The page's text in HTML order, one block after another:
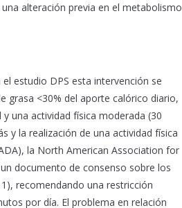
alteración previa en el metabolismo
estudio DPS esta intervención se
grasa <30% del aporte calórico diario,
una actividad física moderada (30
y la realización de una actividad física
la North American Association for
documento de consenso sobre los
recomendando una restricción
por día. El problema en relación